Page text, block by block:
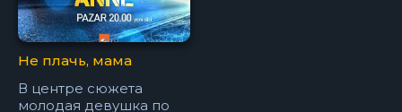
Не плачь, мама
В центре сюжета
молодая девушка по